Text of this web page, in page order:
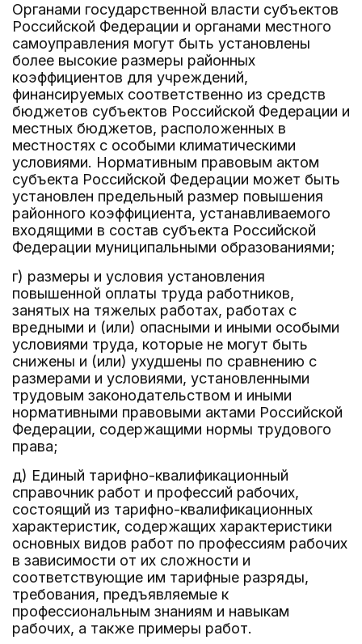
Органами государственной власти субъектов
Российской Федерации и органами местного
самоуправления могут быть установлены
более высокие размеры районных
коэффициентов для учреждений,
финансируемых соответственно из средств
бюджетов субъектов Российской Федерации и
местных бюджетов, расположенных в
местностях с особыми климатическими
условиями. Нормативным правовым актом
субъекта Российской Федерации может быть
установлен предельный размер повышения
районного коэффициента, устанавливаемого
входящими в состав субъекта Российской
Федерации муниципальными образованиями;
г) размеры и условия установления
повышенной оплаты труда работников,
занятых на тяжелых работах, работах с
вредными и (или) опасными и иными особыми
условиями труда, которые не могут быть
снижены и (или) ухудшены по сравнению с
размерами и условиями, установленными
трудовым законодательством и иными
нормативными правовыми актами Российской
Федерации, содержащими нормы трудового
права;
д) Единый тарифно-квалификационный
справочник работ и профессий рабочих,
состоящий из тарифно-квалификационных
характеристик, содержащих характеристики
основных видов работ по профессиям рабочих
в зависимости от их сложности и
соответствующие им тарифные разряды,
требования, предъявляемые к
профессиональным знаниям и навыкам
рабочих, а также примеры работ.